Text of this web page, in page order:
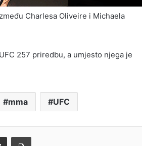
Charlesa Oliveire i Michaela
257 priredbu, a umjesto njega je
mma UFC
Podijeli e-mailom Ispis